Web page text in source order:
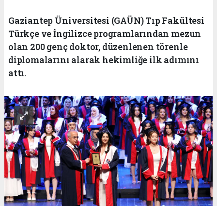
Gaziantep Üniversitesi (GAÜN) Tıp Fakültesi
Türkçe ve İngilizce programlarından mezun
olan 200 genç doktor, düzenlenen törenle
diplomalarını alarak hekimliğe ilk adımını
attı.